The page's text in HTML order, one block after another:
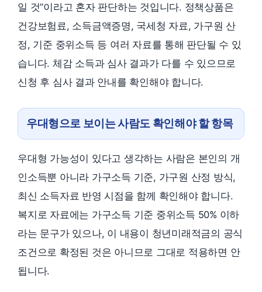
일 것”이라고 혼자 판단하는 것입니다. 정책상품은
건강보험료, 소득금액증명, 국세청 자료, 가구원 산
정, 기준 중위소득 등 여러 자료를 통해 판단될 수 있
습니다. 체감 소득과 심사 결과가 다를 수 있으므로
신청 후 심사 결과 안내를 확인해야 합니다.
우대형으로 보이는 사람도 확인해야 할 항목
우대형 가능성이 있다고 생각하는 사람은 본인의 개
인소득뿐 아니라 가구소득 기준, 가구원 산정 방식,
최신 소득자료 반영 시점을 함께 확인해야 합니다.
복지로 자료에는 가구소득 기준 중위소득 50% 이하
라는 문구가 있으나, 이 내용이 청년미래적금의 공식
조건으로 확정된 것은 아니므로 그대로 적용하면 안
됩니다.